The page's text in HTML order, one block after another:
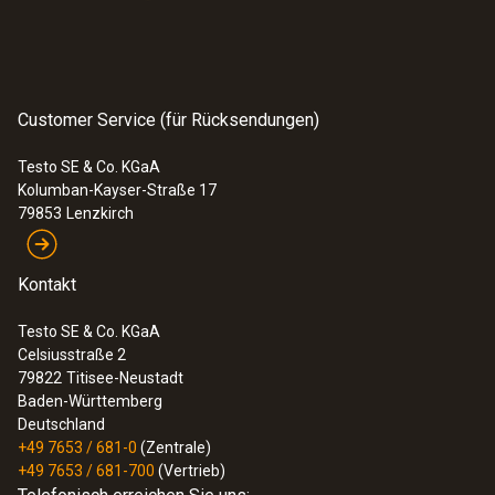
schwarz
Schnittstellen
Gewicht
4 g
Typ K)
186,83 €
Customer Service (für Rücksendungen)
Testo SE & Co. KGaA
Kolumban-Kayser-Straße 17
79853 Lenzkirch
Kontakt
Testo SE & Co. KGaA
Celsiusstraße 2
79822 Titisee-Neustadt
Baden-Württemberg
Deutschland
+49 7653 / 681-0 (Zentrale)
+49 7653 / 681-700 (Vertrieb)